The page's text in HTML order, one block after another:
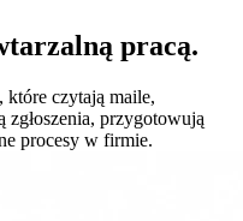
pracą.
czytają maile,
zgłoszenia, przygotowują
procesy w firmie.